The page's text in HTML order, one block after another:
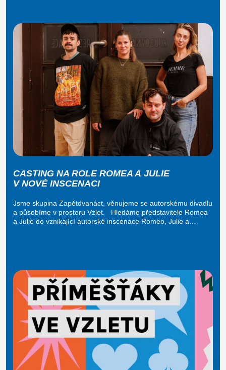
CASTING NA ROLE ROMEA A JULIE
V NOVÉ INSCENACI
Jsme skupina Zapětdvanáct, věnujeme se autorskému divadlu
a působíme v prostoru Vzlet. Hledáme představitele Romea
a Julie do vznikající autorské inscenace Romeo, Julie a…